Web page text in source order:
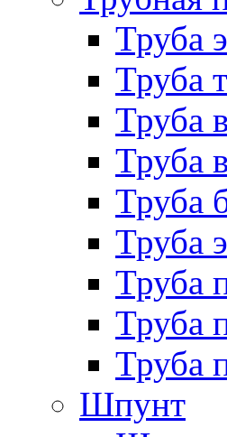
Труба
Труба
Труба
Труба
Труба
Труба
Труба
Труба
Труба
Шпунт